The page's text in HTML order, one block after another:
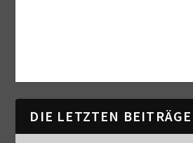
DIE LETZTEN BEITRÄGE